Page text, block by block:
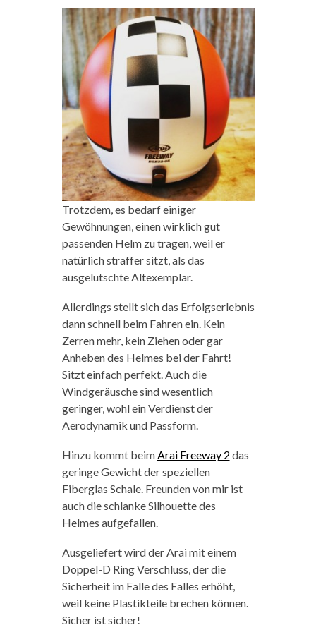
Trotzdem, es bedarf einiger
Gewöhnungen, einen wirklich gut
passenden Helm zu tragen, weil er
natürlich straffer sitzt, als das
ausgelutschte Altexemplar.
Allerdings stellt sich das Erfolgserlebnis
dann schnell beim Fahren ein. Kein
Zerren mehr, kein Ziehen oder gar
Anheben des Helmes bei der Fahrt!
Sitzt einfach perfekt. Auch die
Windgeräusche sind wesentlich
geringer, wohl ein Verdienst der
Aerodynamik und Passform.
Hinzu kommt beimArai Freeway 2 das
geringe Gewicht der speziellen
Fiberglas Schale. Freunden von mir ist
auch die schlanke Silhouette des
Helmes aufgefallen.
Ausgeliefert wird der Arai mit einem
Doppel-D Ring Verschluss, der die
Sicherheit im Falle des Falles erhöht,
weil keine Plastikteile brechen können.
Sicher ist sicher!